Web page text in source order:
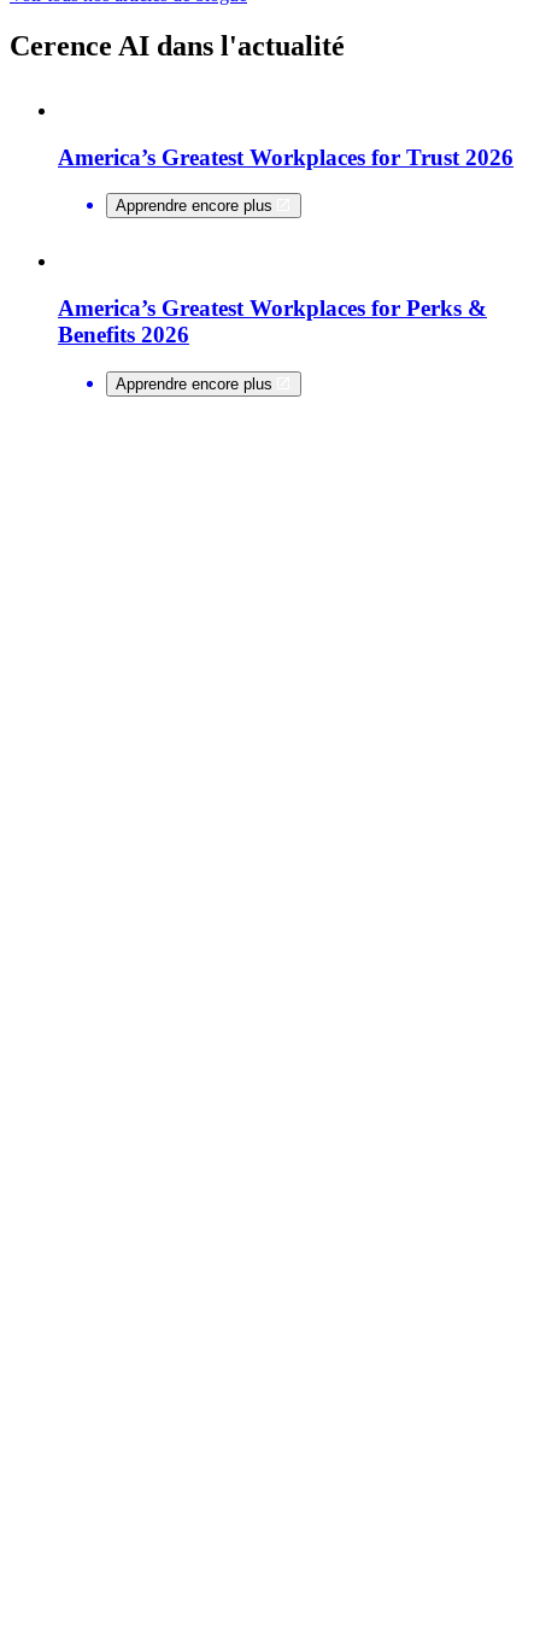
Cerence AI dans l'actualité
America’s Greatest Workplaces for Trust 2026
Apprendre encore plus
America’s Greatest Workplaces for Perks &
Benefits 2026
Apprendre encore plus